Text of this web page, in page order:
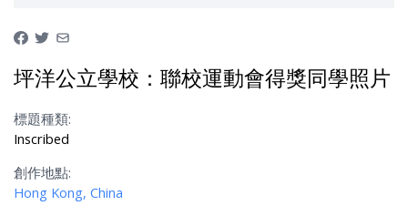
坪洋公立學校：聯校運動會得獎同學照片
標題種類:
Inscribed
創作地點:
Hong Kong, China